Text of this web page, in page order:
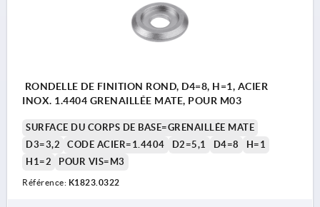
RONDELLE DE FINITION ROND, D4=8, H=1, ACIER
INOX. 1.4404 GRENAILLÉE MATE, POUR M03
SURFACE DU CORPS DE BASE=GRENAILLÉE MATE
D3=3,2
CODE ACIER=1.4404 D2=5,1 D4=8
H=1
H1=2
POUR VIS=M3
Référence: K1823.0322